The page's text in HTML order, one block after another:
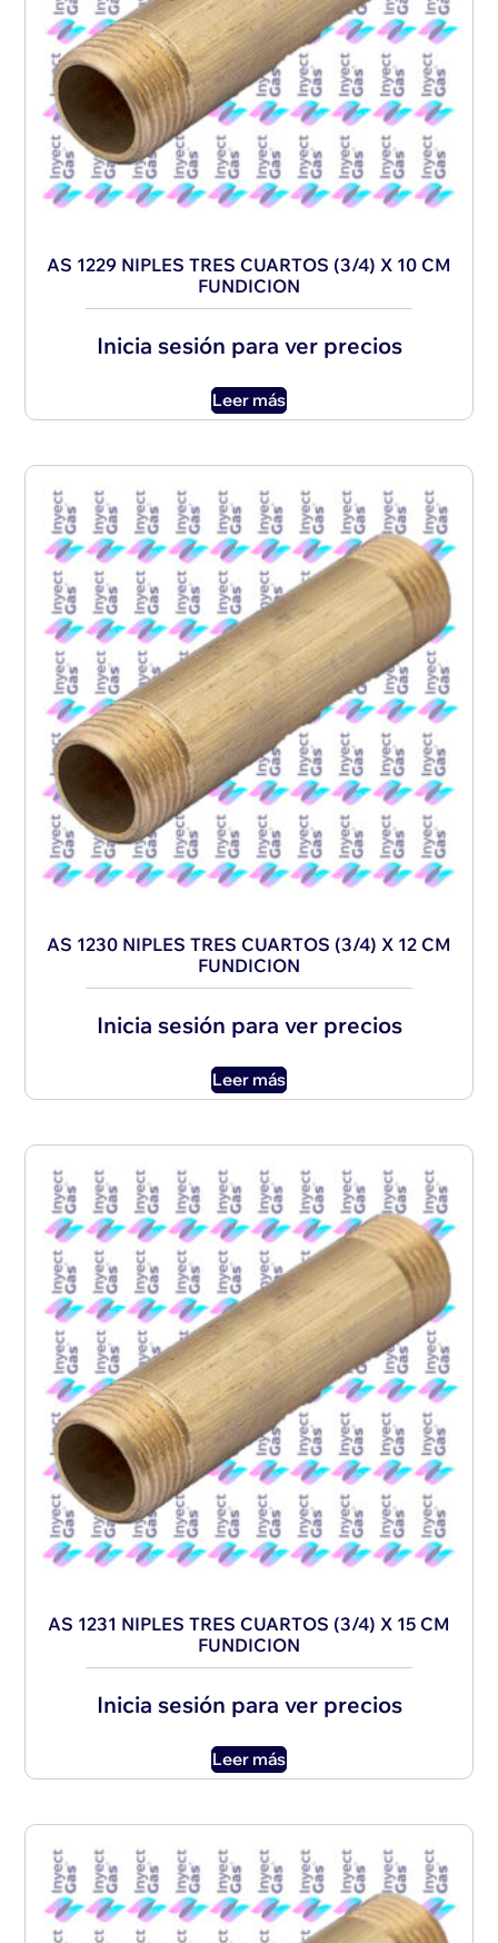
AS 1229 NIPLES TRES CUARTOS (3/4) X 10 CM
FUNDICION
Inicia sesión para ver precios
Leer más
AS 1230 NIPLES TRES CUARTOS (3/4) X 12 CM
FUNDICION
Inicia sesión para ver precios
Leer más
AS 1231 NIPLES TRES CUARTOS (3/4) X 15 CM
FUNDICION
Inicia sesión para ver precios
Leer más